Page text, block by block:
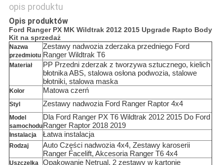
PRIVACY
POLICY
opis produktu
Opis produktów
Ford Ranger PX MK Wildtrak 2012 2015 Upgrade Rapto Body
Kit na sprzedaż
Nazwa
przedmiotu
Zestawy nadwozia zderzaka przedniego Ford
Ranger Wildtrak T6
Materiał
PP Przedni zderzak z tworzywa sztucznego, kielich
błotnika ABS, stalowa osłona podwozia, stalowe
błotniki, stalowa maska
Kolor Matowa czerń
Styl Zestawy nadwozia Ford Ranger Raptor 4x4
Model
samochodu
Dla Ford Ranger PX T6 Wildtrak 2012 2015 Do Ford
Ranger Raptor 2018 2019
Instalacja Łatwa instalacja
Rodzaj
Auto Części nadwozia 4x4, Zestawy karoserii
Ranger Facelift, Akcesoria Ranger T6 4x4
Uszczelka Opakowanie Netrual, 2 zestawy w kartonie